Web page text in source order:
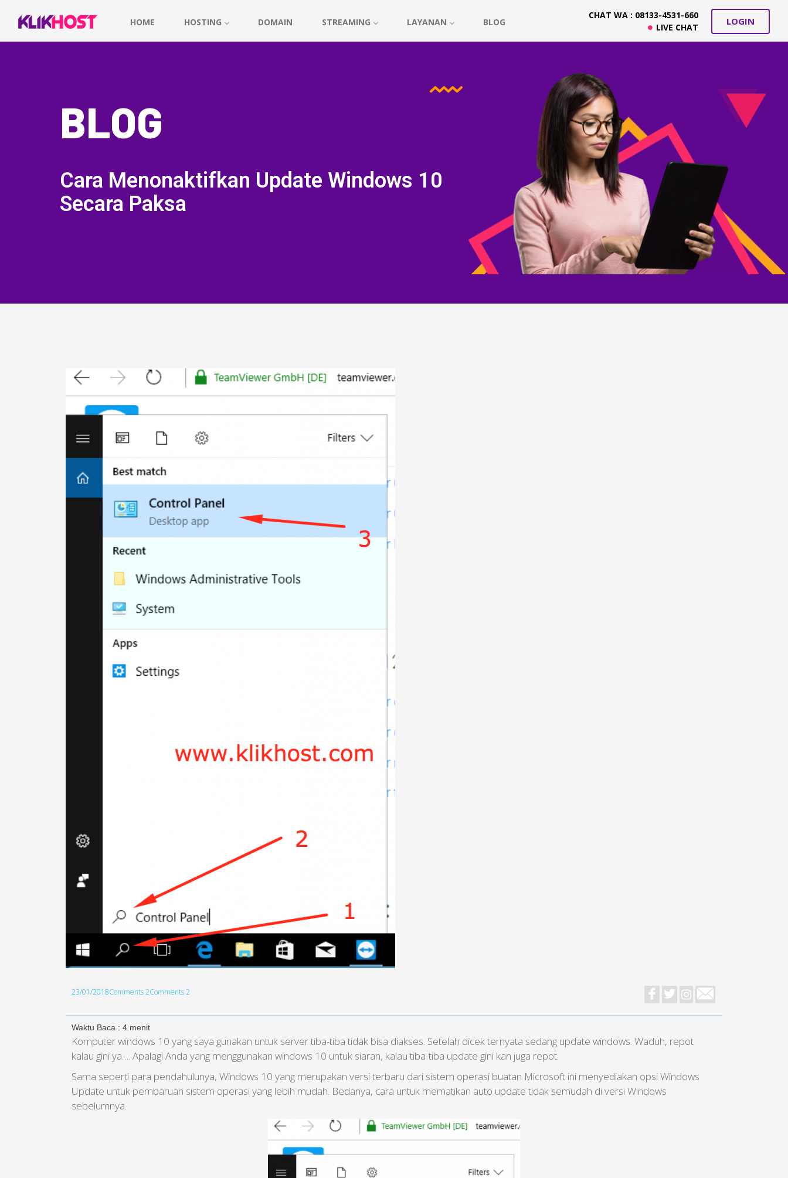
HOME HOSTING DOMAIN STREAMING LAYANAN BLOG
CHAT WA : 08133-4531-660
LIVE CHAT
LOGIN
BLOG
Cara Menonaktifkan Update Windows 10
Secara Paksa
23/01/2018Comments 2Comments 2
Waktu Baca : 4 menit
Komputer windows 10 yang saya gunakan untuk server tiba-tiba tidak bisa diakses. Setelah dicek ternyata sedang update windows. Waduh, repot
kalau gini ya…. Apalagi Anda yang menggunakan windows 10 untuk siaran, kalau tiba-tiba update gini kan juga repot.
Sama seperti para pendahulunya, Windows 10 yang merupakan versi terbaru dari sistem operasi buatan Microsoft ini menyediakan opsi Windows
Update untuk pembaruan sistem operasi yang lebih mudah. Bedanya, cara untuk mematikan auto update tidak semudah di versi Windows
sebelumnya.